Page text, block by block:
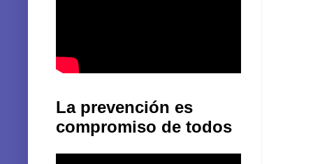
La prevención es
compromiso de todos